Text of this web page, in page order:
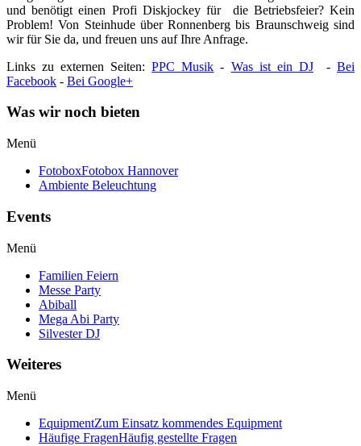
und benötigt einen Profi Diskjockey für die Betriebsfeier? Kein
Problem! Von Steinhude über Ronnenberg bis Braunschweig sind
wir für Sie da, und freuen uns auf Ihre Anfrage.
Links zu externen Seiten:PPC Musik - Was ist ein DJ-Bei
Facebook - Bei Google+
Was wir noch bieten
Menü
FotoboxFotobox Hannover
Ambiente Beleuchtung
Events
Menü
Familien Feiern
Messe Party
Abiball
Mega Abi Party
Silvester DJ
Weiteres
Menü
EquipmentZum Einsatz kommendes Equipment
Häufige FragenHäufig gestellte Fragen